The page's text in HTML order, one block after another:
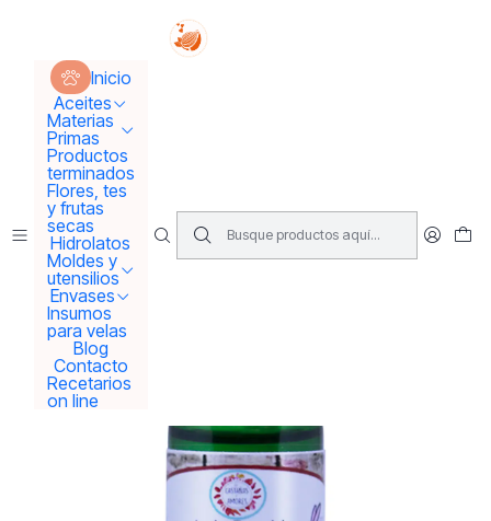
Inicio
Aceites
Materias
Primas
Productos
terminados
Flores, tes
y frutas
secas
Hidrolatos
Moldes y
utensilios
Envases
Insumos
para velas
Blog
Contacto
Recetarios
on line
Tus sueños se concretan aquí !!!
Inicio Aceites